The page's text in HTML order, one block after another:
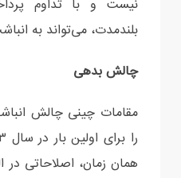
نیست و با تداوم
بلندمدت، می‌تواند به
چالش‌ بدهی
مقامات چینی چالش
همان زمان، اصلاحاتی در